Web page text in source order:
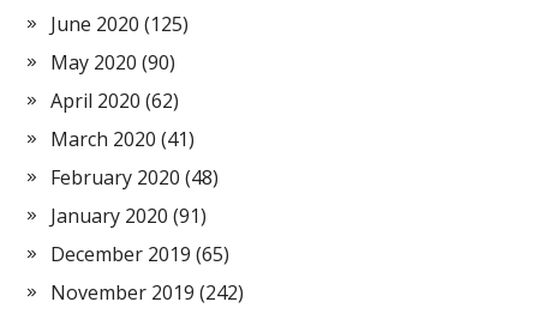
June 2020 (125)
May 2020 (90)
April 2020 (62)
March 2020 (41)
February 2020 (48)
January 2020 (91)
December 2019 (65)
November 2019 (242)